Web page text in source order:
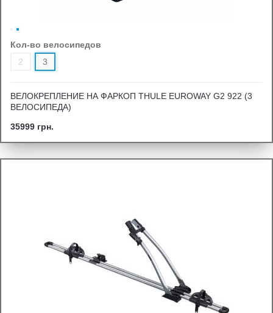
Кол-во велосипедов
2
3
ВЕЛОКРЕПЛЕНИЕ НА ФАРКОП THULE EUROWAY G2 922 (3
ВЕЛОСИПЕДА)
35999 грн.